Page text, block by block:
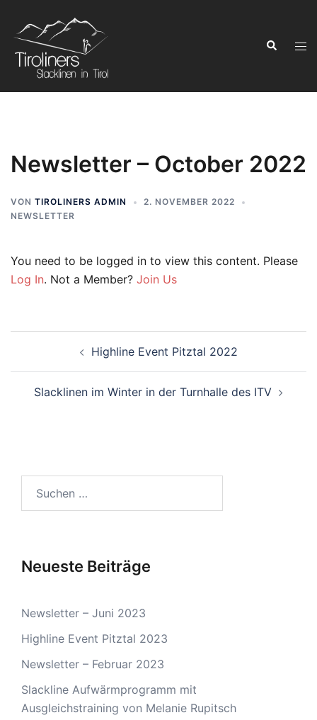
Inhalt
springen
Suchen
Newsletter – October 2022
VON TIROLINERS ADMIN
2. NOVEMBER 2022
NEWSLETTER
You need to be logged in to view this content. Please
Log In. Not a Member? Join Us
Highline Event Pitztal 2022
Slacklinen im Winter in der Turnhalle des ITV
Neueste Beiträge
Newsletter – Juni 2023
Highline Event Pitztal 2023
Newsletter – Februar 2023
Slackline Aufwärmprogramm mit
Ausgleichstraining von Melanie Rupitsch